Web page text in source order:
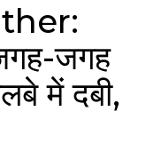
जगह
में दबी,